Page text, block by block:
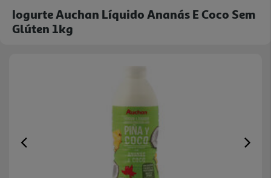
Iogurte Auchan Líquido Ananás E Coco Sem
Glúten 1kg
Previous